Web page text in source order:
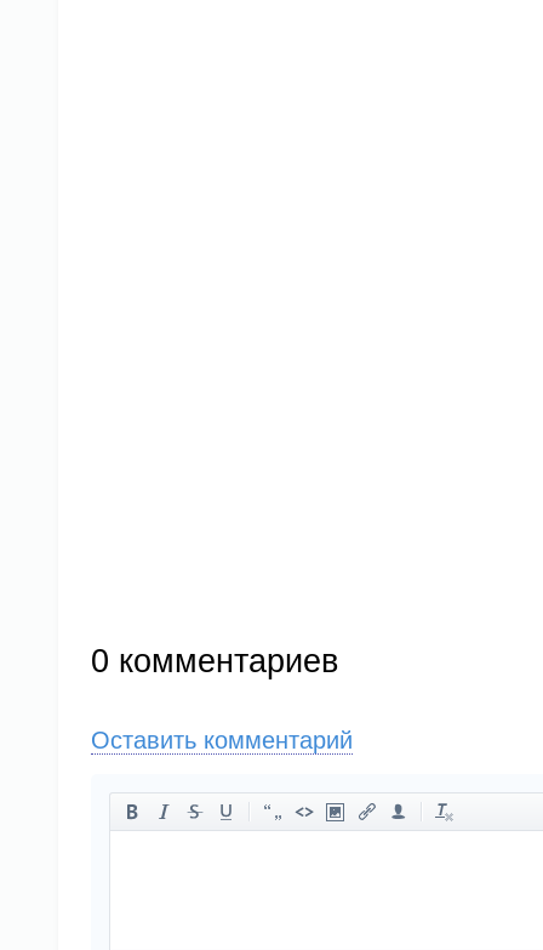
0 комментариев
Оставить комментарий